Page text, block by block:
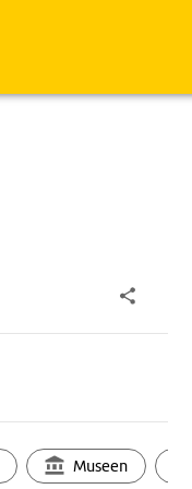
Museen